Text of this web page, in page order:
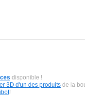
disponible !
3D d'un des produits de la
!